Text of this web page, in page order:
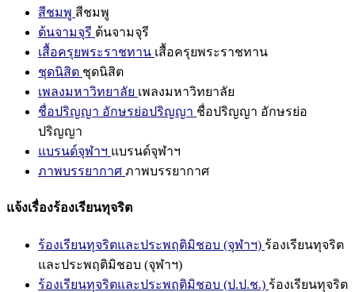
สีชมพู สีชมพู
ต้นจามจุรี ต้นจามจุรี
เสื้อครุยพระราชทาน เสื้อครุยพระราชทาน
ชุดนิสิต ชุดนิสิต
เพลงมหาวิทยาลัย เพลงมหาวิทยาลัย
ชื่อปริญญา อักษรย่อปริญญา ชื่อปริญญา อักษรย่อ
ปริญญา
แบรนด์จุฬาฯ แบรนด์จุฬาฯ
ภาพบรรยากาศ ภาพบรรยากาศ
แจ้งเรื่องร้องเรียนทุจริต
ร้องเรียนทุจริตและประพฤติมิชอบ (จุฬาฯ) ร้องเรียนทุจริต
และประพฤติมิชอบ (จุฬาฯ)
ร้องเรียนทุจริตและประพฤติมิชอบ (ป.ป.ช.) ร้องเรียนทุจริต